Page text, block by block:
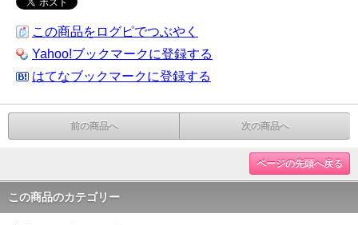
この商品をログピでつぶやく
Yahoo!ブックマークに登録する
はてなブックマークに登録する
前の商品へ 次の商品へ
ページの先頭へ戻る
この商品のカテゴリー